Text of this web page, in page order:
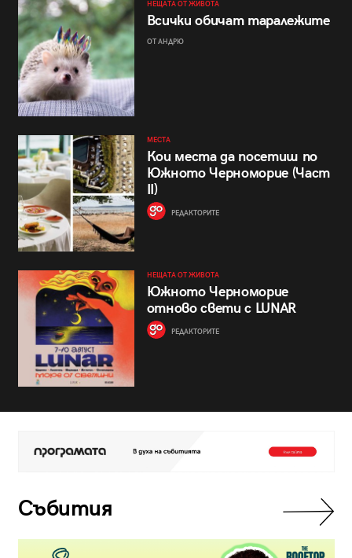
НЕЩАТА ОТ ЖИВОТА
Всички обичат таралежите
ОТ АНДРЮ
МЕСТА
Кои места да посетиш по
Южното Черноморие (Част
II)
РЕДАКТОРИТЕ
НЕЩАТА ОТ ЖИВОТА
Южното Черноморие
отново свети с LUNAR
РЕДАКТОРИТЕ
Събития